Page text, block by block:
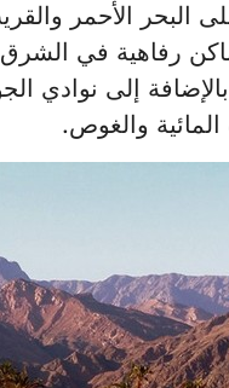
البحر الأحمر
رفاهية في
إلى نوادي
والغوص.